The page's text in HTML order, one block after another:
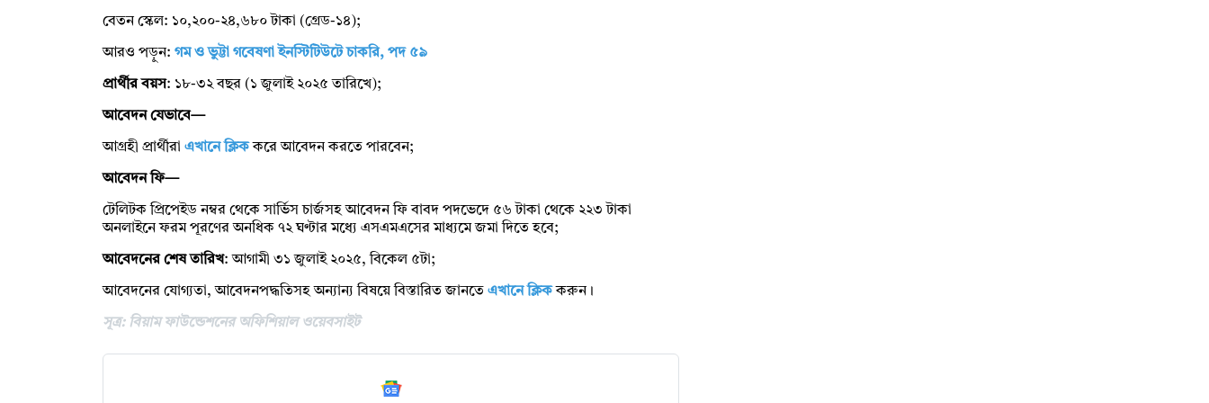
বেতন স্কেল: ১০,২০০-২৪,৬৮০ টাকা (গ্রেড-১৪);
আরও পড়ুন: গম ও ভুট্টা গবেষণা ইনস্টিটিউটে চাকরি, পদ ৫৯
প্রার্থীর বয়স: ১৮-৩২ বছর (১ জুলাই ২০২৫ তারিখে);
আবেদন যেভাবে—
আগ্রহী প্রার্থীরা এখানে ক্লিককরে আবেদন করতে পারবেন;
আবেদন ফি—
টেলিটক প্রিপেইড নম্বর থেকে সার্ভিস চার্জসহ আবেদন ফি বাবদ পদভেদে ৫৬ টাকা থেকে ২২৩ টাকা
অনলাইনে ফরম পূরণের অনধিক ৭২ ঘণ্টার মধ্যে এসএমএসের মাধ্যমে জমা দিতে হবে;
আবেদনের শেষ তারিখ: আগামী ৩১ জুলাই ২০২৫, বিকেল ৫টা;
আবেদনের যোগ্যতা, আবেদনপদ্ধতিসহ অন্যান্য বিষয়ে বিস্তারিত জানতে এখানে ক্লিককরুন।
সূত্র: বিয়াম ফাউন্ডেশনের অফিশিয়াল ওয়েবসাইট